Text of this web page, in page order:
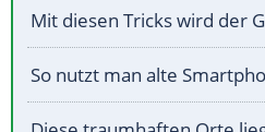
Mit diesen Tricks wird der
So nutzt man alte